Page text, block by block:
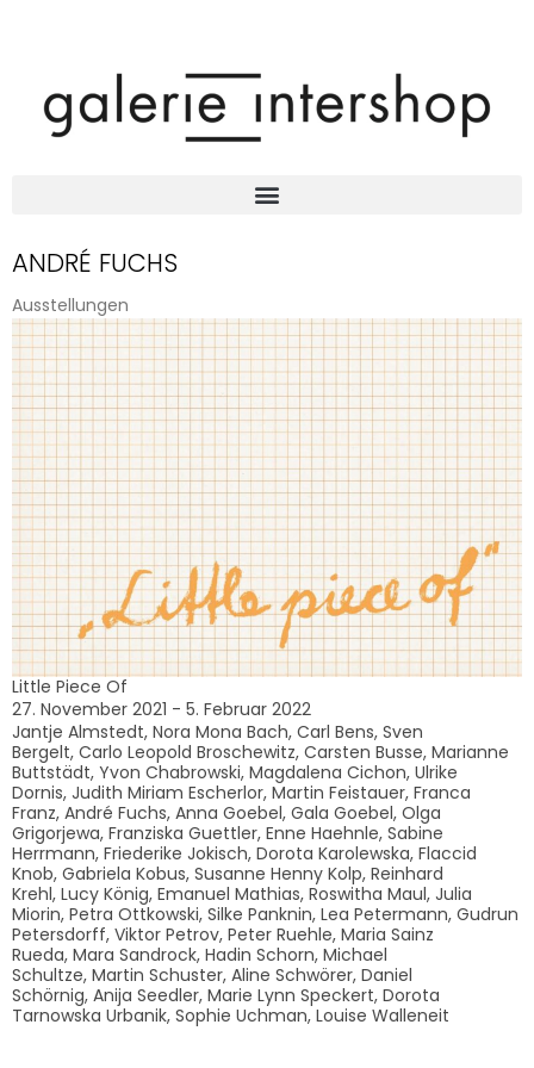
ANDRÉ FUCHS
Ausstellungen
Little Piece Of
27. November 2021 - 5. Februar 2022
Jantje Almstedt, Nora Mona Bach, Carl Bens, Sven
Bergelt, Carlo Leopold Broschewitz, Carsten Busse, Marianne
Buttstädt, Yvon Chabrowski, Magdalena Cichon, Ulrike
Dornis, Judith Miriam Escherlor, Martin Feistauer, Franca
Franz, André Fuchs, Anna Goebel, Gala Goebel, Olga
Grigorjewa, Franziska Guettler, Enne Haehnle, Sabine
Herrmann, Friederike Jokisch, Dorota Karolewska, Flaccid
Knob, Gabriela Kobus, Susanne Henny Kolp, Reinhard
Krehl, Lucy König, Emanuel Mathias, Roswitha Maul, Julia
Miorin, Petra Ottkowski, Silke Panknin, Lea Petermann, Gudrun
Petersdorff, Viktor Petrov, Peter Ruehle, Maria Sainz
Rueda, Mara Sandrock, Hadin Schorn, Michael
Schultze, Martin Schuster, Aline Schwörer, Daniel
Schörnig, Anija Seedler, Marie Lynn Speckert, Dorota
Tarnowska Urbanik, Sophie Uchman, Louise Walleneit